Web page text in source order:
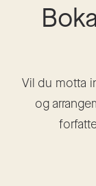
Vil du motta
og